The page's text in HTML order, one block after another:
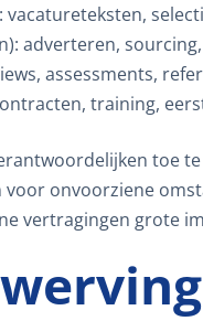
vacatureteksten,
adverteren,
assessments,
training,
toe
onvoorziene
vertragingen grote